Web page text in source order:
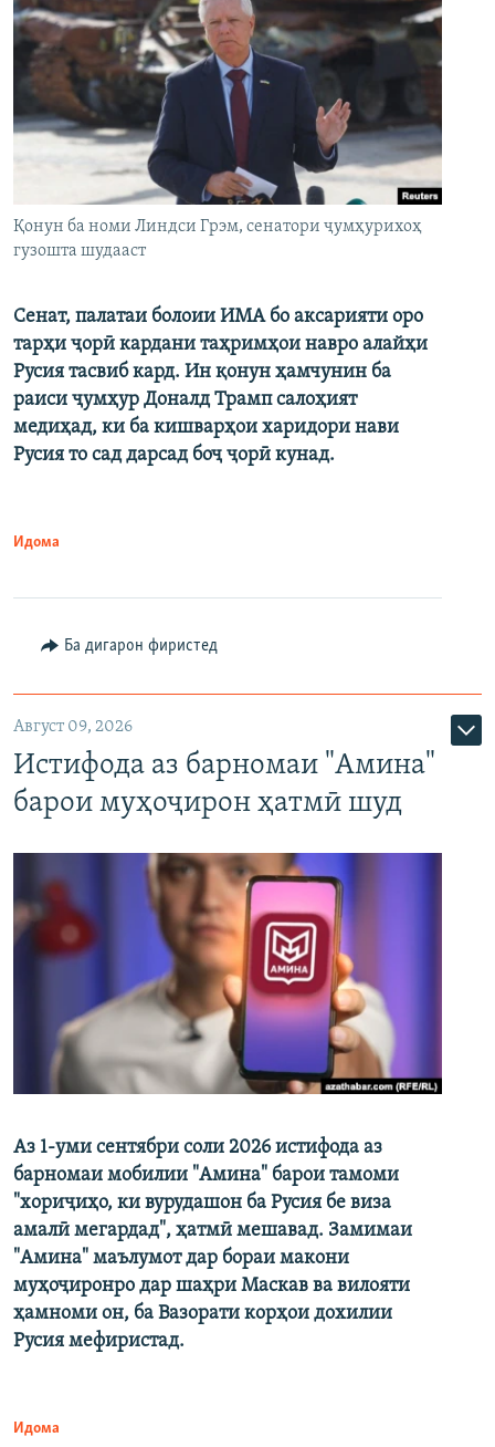
Қонун ба номи Линдси Грэм, сенатори ҷумҳурихоҳ
гузошта шудааст
Сенат, палатаи болоии ИМА бо аксарияти оро
тарҳи ҷорӣ кардани таҳримҳои навро алайҳи
Русия тасвиб кард. Ин қонун ҳамчунин ба
раиси ҷумҳур Доналд Трамп салоҳият
медиҳад, ки ба кишварҳои харидори нави
Русия то сад дарсад боҷ ҷорӣ кунад.
Идома
Ба дигарон фиристед
Август 09, 2026
Истифода аз барномаи "Амина"
барои муҳоҷирон ҳатмӣ шуд
Аз 1-уми сентябри соли 2026 истифода аз
барномаи мобилии "Амина" барои тамоми
"хориҷиҳо, ки вурудашон ба Русия бе виза
амалӣ мегардад", ҳатмӣ мешавад. Замимаи
"Амина" маълумот дар бораи макони
муҳоҷиронро дар шаҳри Маскав ва вилояти
ҳамноми он, ба Вазорати корҳои дохилии
Русия мефиристад.
Идома